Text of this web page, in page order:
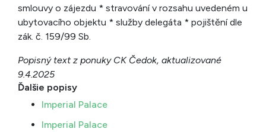
smlouvy o zájezdu * stravování v rozsahu uvedeném u
ubytovacího objektu * služby delegáta * pojištění dle
zák. č. 159/99 Sb.
Popisný text z ponuky CK Čedok, aktualizované
9.4.2025
Ďalšie popisy
Imperial Palace
Imperial Palace